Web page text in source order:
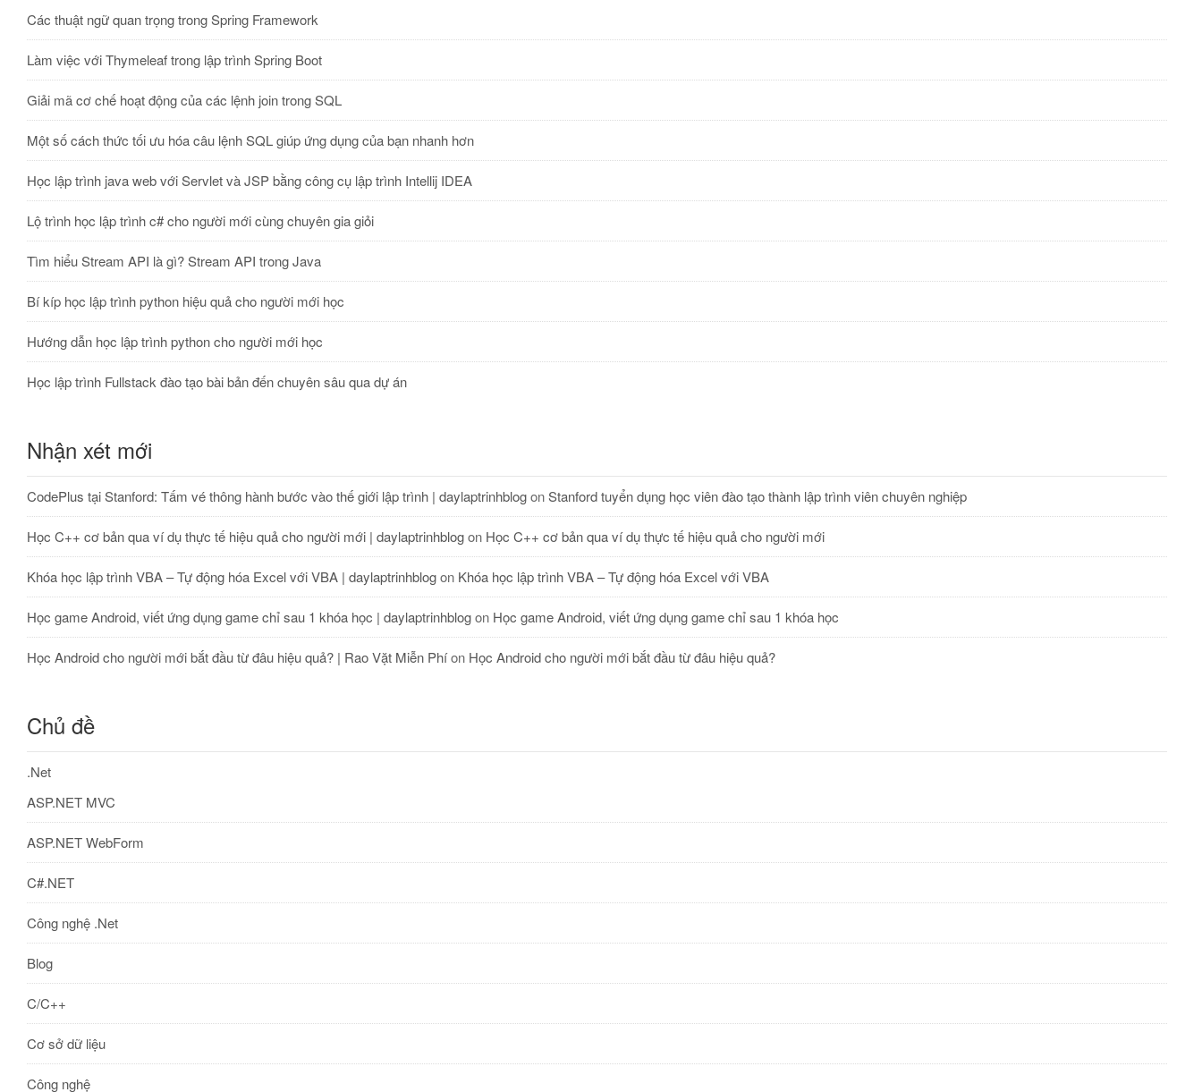
Các thuật ngữ quan trọng trong Spring Framework
Làm việc với Thymeleaf trong lập trình Spring Boot
Giải mã cơ chế hoạt động của các lệnh join trong SQL
Một số cách thức tối ưu hóa câu lệnh SQL giúp ứng dụng của bạn nhanh hơn
Học lập trình java web với Servlet và JSP bằng công cụ lập trình Intellij IDEA
Lộ trình học lập trình c# cho người mới cùng chuyên gia giỏi
Tìm hiểu Stream API là gì? Stream API trong Java
Bí kíp học lập trình python hiệu quả cho người mới học
Hướng dẫn học lập trình python cho người mới học
Học lập trình Fullstack đào tạo bài bản đến chuyên sâu qua dự án
Nhận xét mới
CodePlus tại Stanford: Tấm vé thông hành bước vào thế giới lập trình | daylaptrinhblogonStanford tuyển dụng học viên đào tạo thành lập trình viên chuyên nghiệp
Học C++ cơ bản qua ví dụ thực tế hiệu quả cho người mới | daylaptrinhblogon Học C++ cơ bản qua ví dụ thực tế hiệu quả cho người mới
Khóa học lập trình VBA – Tự động hóa Excel với VBA | daylaptrinhblogon Khóa học lập trình VBA – Tự động hóa Excel với VBA
Học game Android, viết ứng dụng game chỉ sau 1 khóa học | daylaptrinhblogon Học game Android, viết ứng dụng game chỉ sau 1 khóa học
Học Android cho người mới bắt đầu từ đâu hiệu quả? | Rao Vặt Miễn Phíon Học Android cho người mới bắt đầu từ đâu hiệu quả?
Chủ đề
.Net
ASP.NET MVC
ASP.NET WebForm
C#.NET
Công nghệ .Net
Blog
C/C++
Cơ sở dữ liệu
Công nghệ